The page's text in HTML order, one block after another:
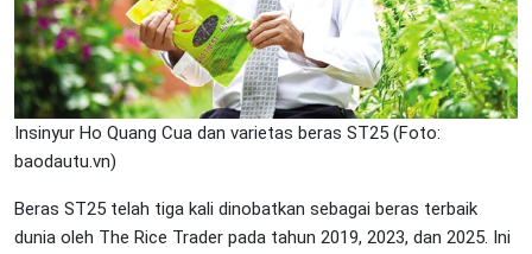
Insinyur Ho Quang Cua dan varietas beras ST25 (Foto:
baodautu.vn)
Beras ST25 telah tiga kali dinobatkan sebagai beras terbaik
dunia oleh The Rice Trader pada tahun 2019, 2023, dan 2025. Ini